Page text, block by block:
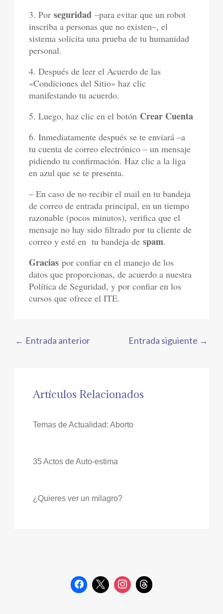
3. Porseguridad–para evitar que un robot
inscriba a personas que no existen–, el
sistema solicita una prueba de tu humanidad
personal.
4. Después de leer el Acuerdo de las
«Condiciones del Sitio» haz clic
manifestando tu acuerdo.
5. Luego, haz clic en el botón Crear Cuenta
6. Inmediatamente después se te enviará –a
tu cuenta de correo electrónico – un mensaje
pidiendo tu confirmación. Haz clic a la liga
en azul que se te presenta.
– En caso de no recibir el mail en tu bandeja
de correo de entrada principal, en un tiempo
razonable (pocos minutos), verifica que el
mensaje no hay sido filtrado por tu cliente de
correo y esté en tu bandeja de spam.
Gracias por confiar en el manejo de los
datos que proporcionas, de acuerdo a nuestra
Política de Seguridad, y por confiar en los
cursos que ofrece el ITE.
← Entrada anterior Entrada siguiente →
Artículos Relacionados
Temas de Actualidad: Aborto
35 Actos de Auto-estima
¿Quieres ver un milagro?